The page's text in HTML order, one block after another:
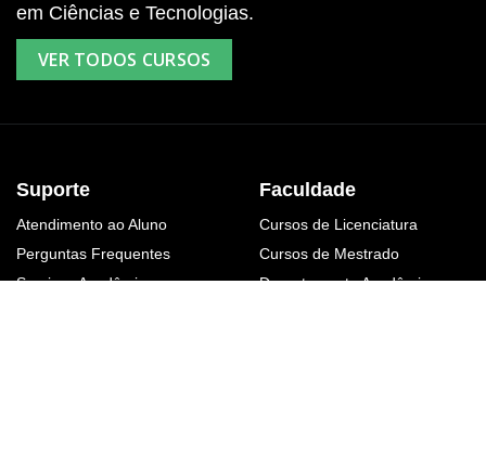
em Ciências e Tecnologias.
VER TODOS CURSOS
Suporte
Atendimento ao Aluno
Perguntas Frequentes
Serviços Acadêmicos
Faculdade
Cursos de Licenciatura
Cursos de Mestrado
Departamento Acadêmico